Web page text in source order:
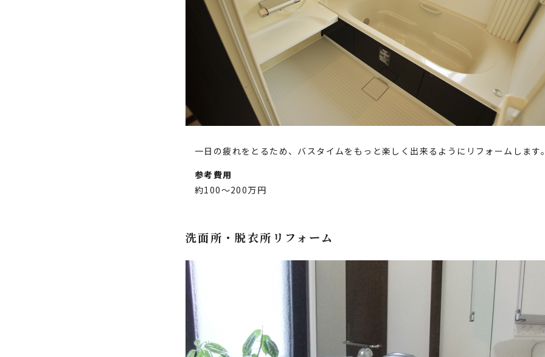
一日の疲れをとるため、バスタイムをもっと楽しく出来るようにリフォームします
参考費用
約100～200万円
洗面所・脱衣所リフォーム